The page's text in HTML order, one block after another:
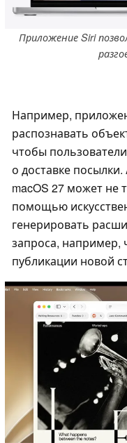
Приложение Siri
Например,
распознавать
чтобы
о доставке
macOS 27 может не
помощью
генерировать
запроса, например,
публикации новой